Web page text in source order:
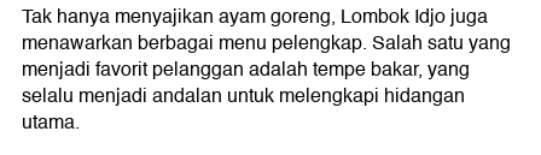
Tak hanya menyajikan ayam goreng, Lombok Idjo juga
menawarkan berbagai menu pelengkap. Salah satu yang
menjadi favorit pelanggan adalah tempe bakar, yang
selalu menjadi andalan untuk melengkapi hidangan
utama.